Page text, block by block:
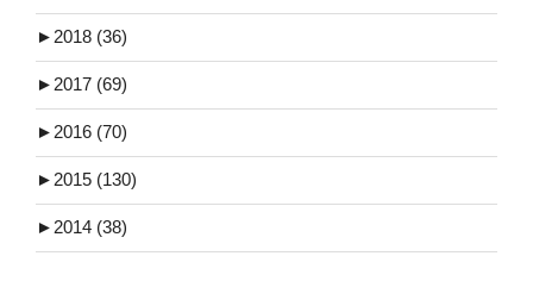
► 2018 (36)
► 2017 (69)
► 2016 (70)
► 2015 (130)
► 2014 (38)